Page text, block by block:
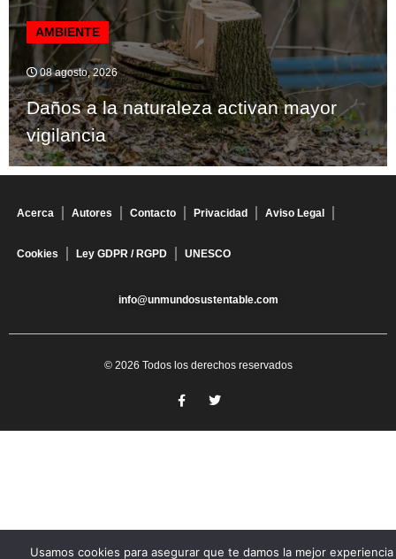
AMBIENTE
08 agosto, 2026
Daños a la naturaleza activan mayor
vigilancia
Acerca Autores Contacto Privacidad Aviso Legal
Cookies Ley GDPR / RGPD UNESCO
info@unmundosustentable.com
© 2026 Todos los derechos reservados
Usamos cookies para asegurar que te damos la mejor experiencia